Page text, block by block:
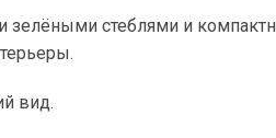
стеблями и
вид.